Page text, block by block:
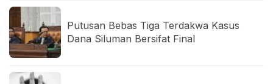
Putusan Bebas Tiga Terdakwa Kasus
Dana Siluman Bersifat Final